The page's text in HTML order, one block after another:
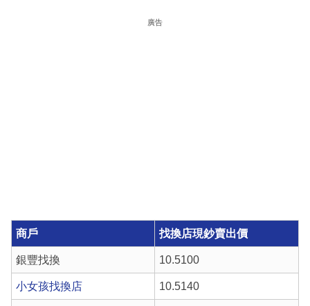
廣告
商戶 找換店現鈔賣出價
銀豐找換 10.5100
小女孩找換店 10.5140